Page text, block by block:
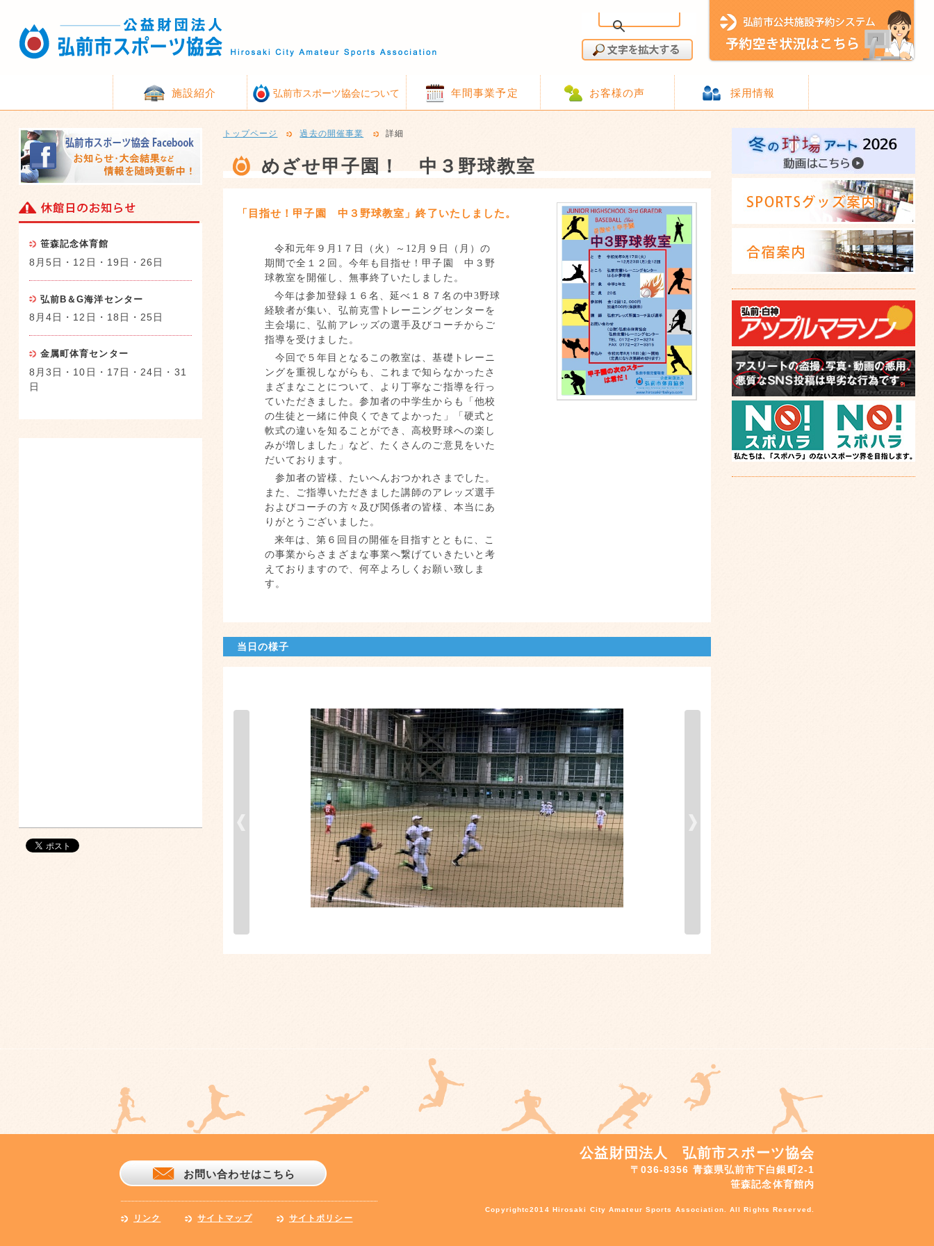
施設紹介 弘前市スポーツ協会について 年間事業予定 お客様の声 採用情報
トップページ 過去の開催事業 詳細
めざせ甲子園！ 中３野球教室
「目指せ！甲子園 中３野球教室」終了いたしました。
令和元年９月 1 ７日（火）～ 12 月９日（月）の
期間で全１２回。今年も目指せ！甲子園 中３野
球教室を開催し、無事終了いたしました。
今年は参加登録１６名、延べ１８７名の中3野球
経験者が集い、弘前克雪トレーニングセンターを
主会場に、弘前アレッズの選手及びコーチからご
指導を受けました。
今回で５年目となるこの教室は、基礎トレーニ
ングを重視しながらも、これまで知らなかったさ
まざまなことについて、より丁寧なご指導を行っ
ていただきました。参加者の中学生からも「他校
の生徒と一緒に仲良くできてよかった」「硬式と
軟式の違いを知ることができ、高校野球への楽し
みが増しました」など、たくさんのご意見をいた
だいております。
参加者の皆様、たいへんおつかれさまでした。
また、ご指導いただきました講師のアレッズ選手
およびコーチの方々及び関係者の皆様、本当にあ
りがとうございました。
来年は、第６回目の開催を目指すとともに、こ
の事業からさまざまな事業へ繋げていきたいと考
えておりますので、何卒よろしくお願い致しま
す。
当日の様子
笹森記念体育館
8月5日・12日・19日・26日
弘前B＆G海洋センター
8月4日・12日・18日・25日
金属町体育センター
8月3日・10日・17日・24日・31
日
お問い合わせはこちら
リンク サイトマップ サイトポリシー
公益財団法人 弘前市スポーツ協会
〒036-8356 青森県弘前市下白銀町2-1
笹森記念体育館内
Copyrightc2014 Hirosaki City Amateur Sports Association. All Rights Reserved.